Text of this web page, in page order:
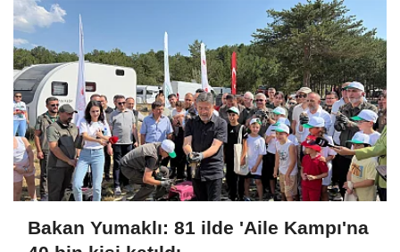
Bakan Yumaklı: 81 ilde 'Aile Kampı'na